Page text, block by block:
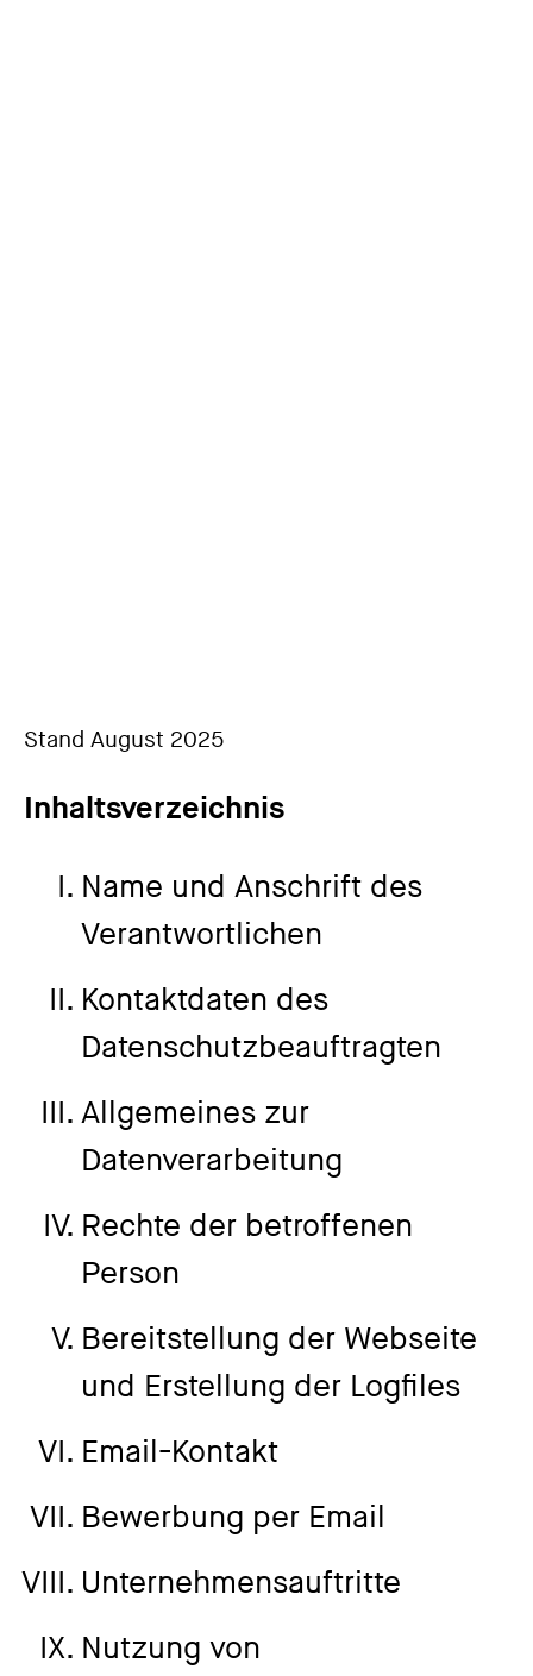
Stand August 2025
Inhaltsverzeichnis
Name und Anschrift des
Verantwortlichen
Kontaktdaten des
Datenschutzbeauftragten
Allgemeines zur
Datenverarbeitung
Rechte der betroffenen
Person
Bereitstellung der Webseite
und Erstellung der Logfiles
Email-Kontakt
Bewerbung per Email
Unternehmensauftritte
Nutzung von